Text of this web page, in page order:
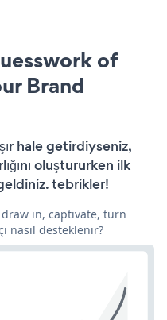
of
Brand
hale getirdiyseniz,
oluştururken ilk
tebrikler!
in, captivate, turn
nasıl desteklenir?